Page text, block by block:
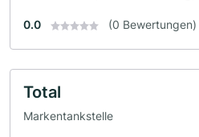
0.0 (0 Bewertungen)
Total
Markentankstelle